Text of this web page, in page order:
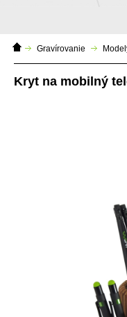
Domácí
stránka
Gravírovanie
Kryt na mobilný